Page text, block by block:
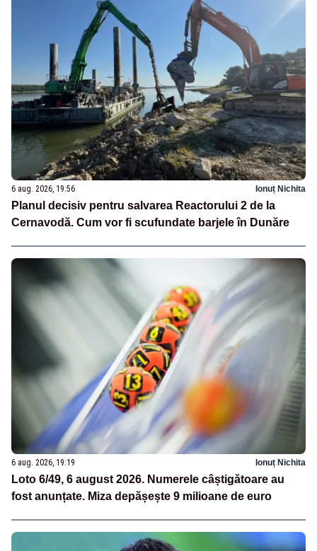
6 aug. 2026, 19:56 Ionuț Nichita
Planul decisiv pentru salvarea Reactorului 2 de la
Cernavodă. Cum vor fi scufundate barjele în Dunăre
6 aug. 2026, 19:19 Ionuț Nichita
Loto 6/49, 6 august 2026. Numerele câștigătoare au
fost anunțate. Miza depășește 9 milioane de euro